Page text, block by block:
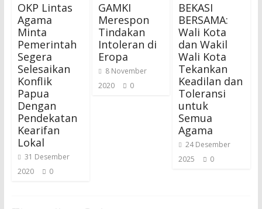
OKP Lintas
Agama
Minta
Pemerintah
Segera
Selesaikan
Konflik
Papua
Dengan
Pendekatan
Kearifan
Lokal
31 Desember
2020
0
GAMKI
Merespon
Tindakan
Intoleran di
Eropa
8 November
2020
0
BEKASI
BERSAMA:
Wali Kota
dan Wakil
Wali Kota
Tekankan
Keadilan dan
Toleransi
untuk
Semua
Agama
24 Desember
2025
0